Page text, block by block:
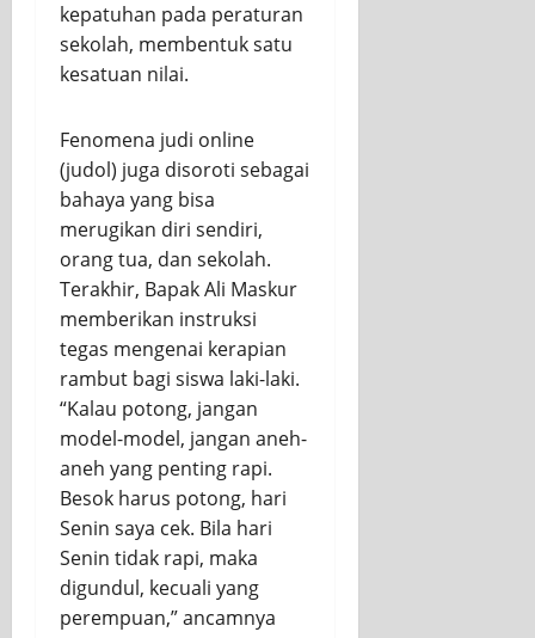
kepatuhan pada peraturan
sekolah, membentuk satu
kesatuan nilai.
Fenomena judi online
(judol) juga disoroti sebagai
bahaya yang bisa
merugikan diri sendiri,
orang tua, dan sekolah.
Terakhir, Bapak Ali Maskur
memberikan instruksi
tegas mengenai kerapian
rambut bagi siswa laki-laki.
“Kalau potong, jangan
model-model, jangan aneh-
aneh yang penting rapi.
Besok harus potong, hari
Senin saya cek. Bila hari
Senin tidak rapi, maka
digundul, kecuali yang
perempuan,” ancamnya